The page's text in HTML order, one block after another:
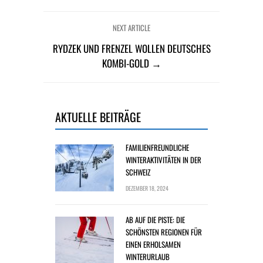
NEXT ARTICLE
RYDZEK UND FRENZEL WOLLEN DEUTSCHES
KOMBI-GOLD →
AKTUELLE BEITRÄGE
FAMILIENFREUNDLICHE
WINTERAKTIVITÄTEN IN DER
SCHWEIZ
DEZEMBER 18, 2024
AB AUF DIE PISTE: DIE
SCHÖNSTEN REGIONEN FÜR
EINEN ERHOLSAMEN
WINTERURLAUB